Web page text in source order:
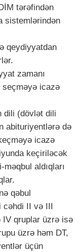
tərəfindən
sistemlərindən
qeydiyyatdan
zamanı
seçməyə icazə
dili (dövlət dili
abituriyentlərə də
icazə
keçiriləcək
aldıqları
qəbul
II və III
IV qruplar üzrə isə
üzrə həm DT,
üçün